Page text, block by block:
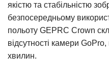
якістю та стабільністю
безпосередньому
польоту GEPRC Crown
відсутності камери
хвилин.